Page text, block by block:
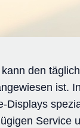
den
ist.
Displays
Service